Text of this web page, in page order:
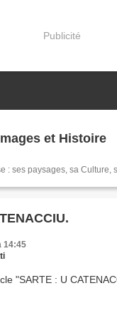
Publicité
et Histoire
: ses paysages, sa Culture,
14:45